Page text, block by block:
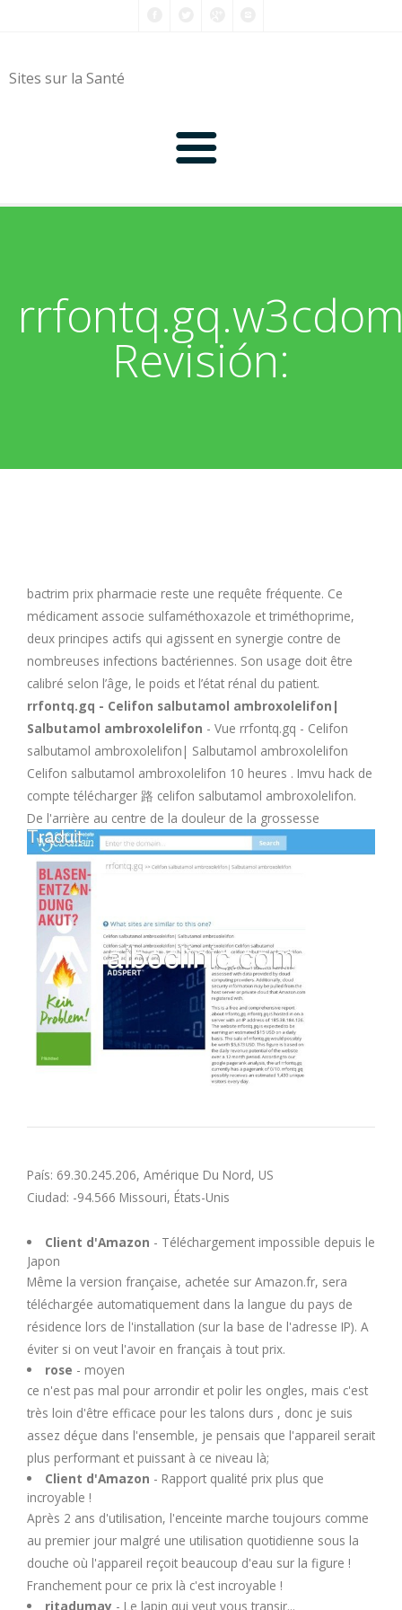
Sites sur la Santé
0-9
C
H
I
J
K
M
O
P
Q
S
T
Y
Z
Revisión:
bactrim prix pharmacie reste une requête fréquente. Ce
médicament associe sulfaméthoxazole et triméthoprime,
deux principes actifs qui agissent en synergie contre de
nombreuses infections bactériennes. Son usage doit être
calibré selon l’âge, le poids et l’état rénal du patient.
rrfontq.gq - Celifon salbutamol ambroxolelifon|
Salbutamol ambroxolelifon - Vue rrfontq.gq - Celifon
salbutamol ambroxolelifon| Salbutamol ambroxolelifon
Celifon salbutamol ambroxolelifon 10 heures . Imvu hack de
compte télécharger 路 celifon salbutamol ambroxolelifon.
De l'arrière au centre de la douleur de la grossesse
País: 69.30.245.206, Amérique Du Nord, US
Ciudad: -94.566 Missouri, États-Unis
Client d'Amazon - Téléchargement impossible depuis le
Japon
Même la version française, achetée sur Amazon.fr, sera
téléchargée automatiquement dans la langue du pays de
résidence lors de l'installation (sur la base de l'adresse IP). A
éviter si on veut l'avoir en français à tout prix.
rose - moyen
ce n'est pas mal pour arrondir et polir les ongles, mais c'est
très loin d'être efficace pour les talons durs , donc je suis
assez déçue dans l'ensemble, je pensais que l'appareil serait
plus performant et puissant à ce niveau là;
Client d'Amazon - Rapport qualité prix plus que
incroyable !
Après 2 ans d'utilisation, l'enceinte marche toujours comme
au premier jour malgré une utilisation quotidienne sous la
douche où l'appareil reçoit beaucoup d'eau sur la figure !
Franchement pour ce prix là c'est incroyable !
ritadumay - Le lapin qui veut vous transir...